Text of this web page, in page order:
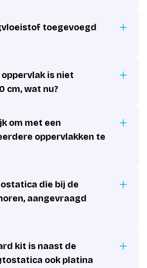
toegevoegd
is niet
cm, wat nu?
om met een
oppervlakken te
die bij de
aangevraagd
kit is naast de
ook platina